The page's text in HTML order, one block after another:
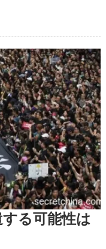
る可能性は